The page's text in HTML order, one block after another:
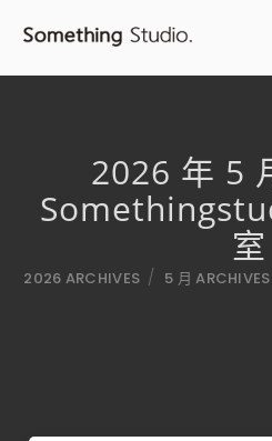
2026 年 5
室
2026 ARCHIVES / 5 月 ARCHIVES